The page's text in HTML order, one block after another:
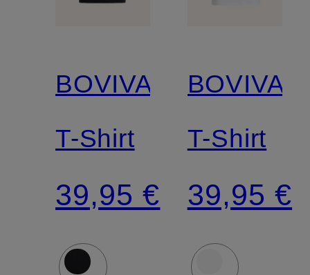
BOVIVA
T-Shirt
39,95 €
BOVIVA
T-Shirt
39,95 €